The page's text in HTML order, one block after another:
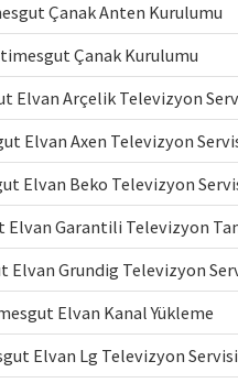
Çanak Anten Kurulumu
Çanak Kurulumu
Elvan Arçelik Televizyon
Elvan Axen Televizyon
Elvan Beko Televizyon
Elvan Garantili Televizyon
Elvan Grundig Televizyon
Elvan Kanal Yükleme
Elvan Lg Televizyon Servisi